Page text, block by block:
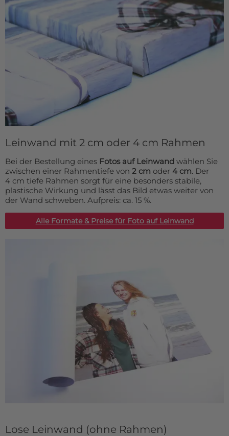
Leinwand mit 2 cm oder 4 cm Rahmen
Bei der Bestellung eines Fotos auf Leinwand wählen Sie
zwischen einer Rahmentiefe von 2 cm oder 4 cm. Der
4 cm tiefe Rahmen sorgt für eine besonders stabile,
plastische Wirkung und lässt das Bild etwas weiter von
der Wand schweben. Aufpreis: ca. 15 %.
Alle Formate & Preise für Foto auf Leinwand
Lose Leinwand (ohne Rahmen)